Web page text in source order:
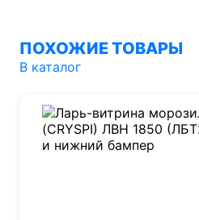
ПОХОЖИЕ ТОВАРЫ
В каталог